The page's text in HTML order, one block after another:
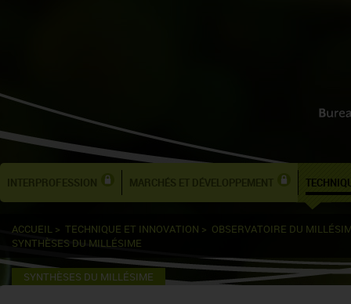
INTERPROFESSION MARCHÉS ET DÉVELOPPEMENT
ACCUEIL > TECHNIQUE ET INNOVATION > OBSERVATOIRE DU
SYNTHÈSES DU MILLÉSIME
SYNTHÈSES DU MILLÉSIME